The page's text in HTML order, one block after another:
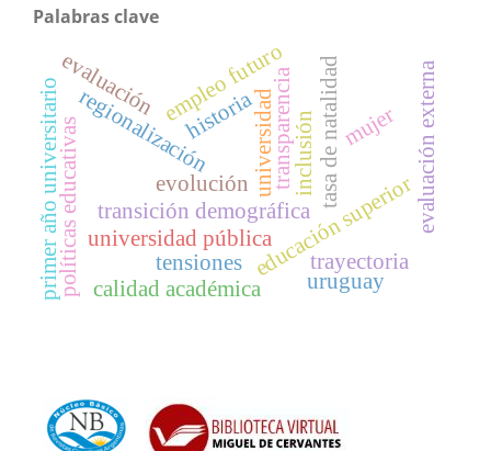
Palabras clave
transición demográfica
tasa de natalidad
educación superior
políticas educativas mujer
universidad
evolución
historia
trayectoria
evaluación externa
universidad pública
regionalización inclusión
primer año universitario empleo futuro
tensiones
transparencia
calidad académica
evaluación
uruguay